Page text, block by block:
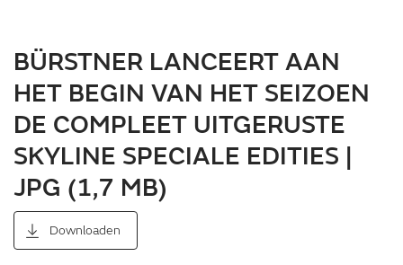
BÜRSTNER LANCEERT AAN
HET BEGIN VAN HET SEIZOEN
DE COMPLEET UITGERUSTE
SKYLINE SPECIALE EDITIES |
JPG (1,7 MB)
Downloaden